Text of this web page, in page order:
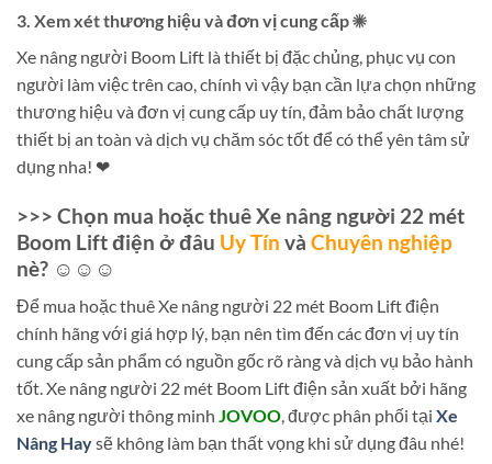
3. Xem xét thương hiệu và đơn vị cung cấp ☀
Xe nâng người Boom Lift là thiết bị đặc chủng, phục vụ con
người làm việc trên cao, chính vì vậy bạn cần lựa chọn những
thương hiệu và đơn vị cung cấp uy tín, đảm bảo chất lượng
thiết bị an toàn và dịch vụ chăm sóc tốt để có thể yên tâm sử
dụng nha! ❤
>>> Chọn mua hoặc thuê Xe nâng người 22 mét
Boom Lift điện ở đâu Uy Tín và Chuyên nghiệp
nè? ☺☺☺
Để mua hoặc thuê Xe nâng người 22 mét Boom Lift điện
chính hãng với giá hợp lý, bạn nên tìm đến các đơn vị uy tín
cung cấp sản phẩm có nguồn gốc rõ ràng và dịch vụ bảo hành
tốt. Xe nâng người 22 mét Boom Lift điện sản xuất bởi hãng
xe nâng người thông minh JOVOO, được phân phối tại Xe
Nâng Haysẽ không làm bạn thất vọng khi sử dụng đâu nhé!